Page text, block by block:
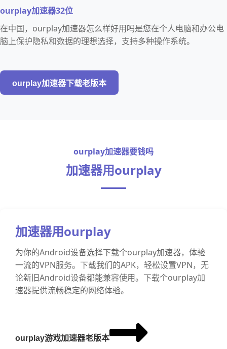
ourplay加速器32位
在中国，ourplay加速器怎么样好用吗是您在个人电脑和办公电
脑上保护隐私和数据的理想选择，支持多种操作系统。
ourplay加速器下载老版本
ourplay加速器要钱吗
加速器用ourplay
加速器用ourplay
为你的Android设备选择下载个ourplay加速器，体验
一流的VPN服务。下载我们的APK，轻松设置VPN，无
论新旧Android设备都能兼容使用。下载个ourplay加
速器提供流畅稳定的网络体验。
ourplay游戏加速器老版本